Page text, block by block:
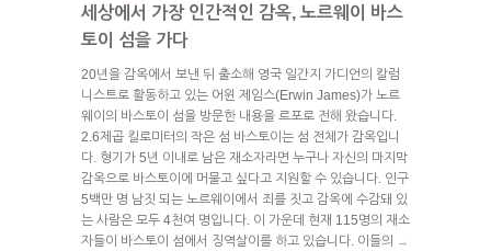
세상에서 가장 인간적인 감옥, 노르웨이 바스
토이 섬을 가다
20년을 감옥에서 보낸 뒤 출소해 영국 일간지 가디언의 칼럼
니스트로 활동하고 있는 어윈 제임스(Erwin James)가 노르
웨이의 바스토이 섬을 방문한 내용을 르포로 전해 왔습니다.
2.6제곱 킬로미터의 작은 섬 바스토이는 섬 전체가 감옥입니
다. 형기가 5년 이내로 남은 재소자라면 누구나 자신의 마지막
감옥으로 바스토이에 머물고 싶다고 지원할 수 있습니다. 인구
5백만 명 남짓 되는 노르웨이에서 죄를 짓고 감옥에 수감돼 있
는 사람은 모두 4천여 명입니다. 이 가운데 현재 115명의 재소
자들이 바스토이 섬에서 징역살이를 하고 있습니다. 이들의
→